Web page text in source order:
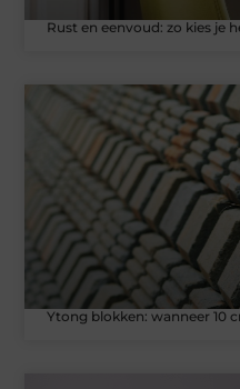
Rust en eenvoud: zo kies je
Ytong blokken: wanneer 10